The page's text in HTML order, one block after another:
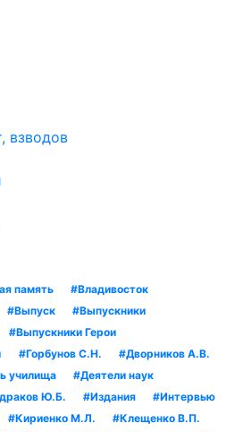
взводов
память
#Владивосток
#Выпуск
#Выпускники
#Выпускники Герои
#Горбунов С.Н.
#Дворников А.В.
училища
#Деятели наук
Ю.Б. #Издания
#Интервью
#Кириенко М.Л.
#Клещенко В.П.